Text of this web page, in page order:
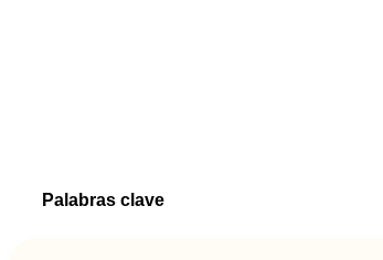
Palabras clave